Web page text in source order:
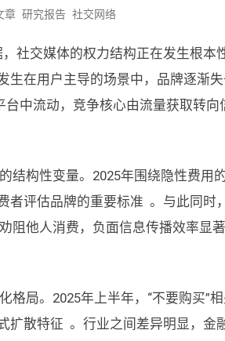
章 研究报告 社交网络
社交媒体的权力结构正在发生根本
生在用户主导的场景中，品牌逐渐
台中流动，竞争核心由流量获取转
结构性变量。2025年围绕隐性费用
者评估品牌的重要标准 。与此同时
阻他人消费，负面信息传播效率显
格局。2025年上半年，“不要购买”
扩散特征 。行业之间差异明显，金